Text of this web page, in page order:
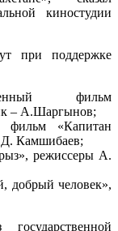
киностудии
при поддержке
фильм
– А.Шаргынов;
фильм «Капитан
Д. Камшибаев;
режиссеры А.
добрый человек»,